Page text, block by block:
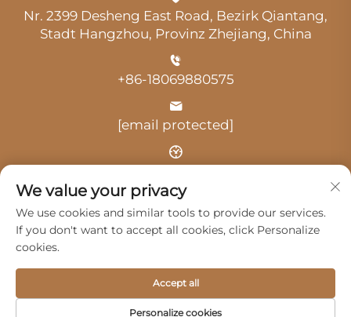
Nr. 2399 Desheng East Road, Bezirk Qiantang,
Stadt Hangzhou, Provinz Zhejiang, China
+86-18069880575
[email protected]
Urheberrecht © 2025 durch Hangzhou Guangji
Automobile Service Co., Ltd. -
We value your privacy
We use cookies and similar tools to provide our services.
If you don't want to accept all cookies, click Personalize
cookies.
Personalize cookies
Accept all